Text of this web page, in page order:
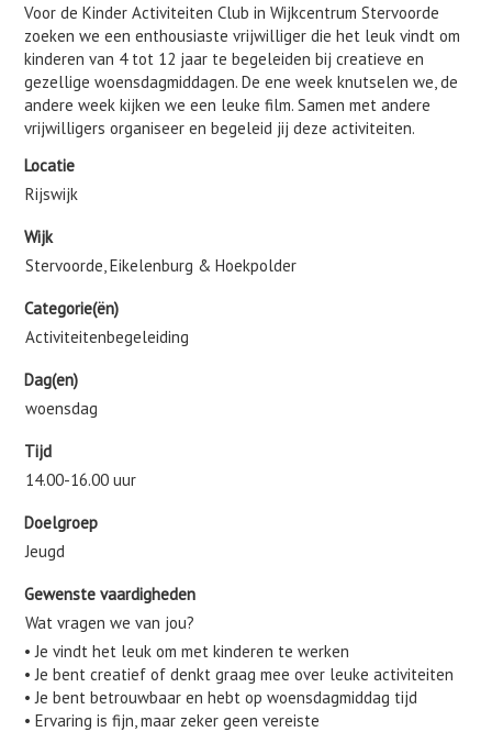
Voor de Kinder Activiteiten Club in Wijkcentrum Stervoorde
zoeken we een enthousiaste vrijwilliger die het leuk vindt om
kinderen van 4 tot 12 jaar te begeleiden bij creatieve en
gezellige woensdagmiddagen. De ene week knutselen we, de
andere week kijken we een leuke film. Samen met andere
vrijwilligers organiseer en begeleid jij deze activiteiten.
Locatie
Rijswijk
Wijk
Stervoorde, Eikelenburg & Hoekpolder
Categorie(ën)
Activiteitenbegeleiding
Dag(en)
woensdag
Tijd
14.00-16.00 uur
Doelgroep
Jeugd
Gewenste vaardigheden
Wat vragen we van jou?
• Je vindt het leuk om met kinderen te werken
• Je bent creatief of denkt graag mee over leuke activiteiten
• Je bent betrouwbaar en hebt op woensdagmiddag tijd
• Ervaring is fijn, maar zeker geen vereiste